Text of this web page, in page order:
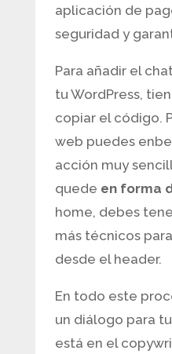
aplicación de
seguridad y
Para añadir el
tu WordPress,
copiar el código.
web puedes
acción muy
quede en forma
home, debes
más técnicos
desde el header.
En todo este
un diálogo para
está en el